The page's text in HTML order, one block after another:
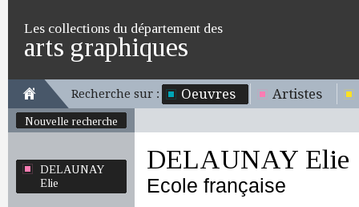
Les collections du département des
arts graphiques
Recherche sur : Oeuvres Artistes
Nouvelle recherche
DELAUNAY
Elie
DELAUNAY Elie
Ecole française